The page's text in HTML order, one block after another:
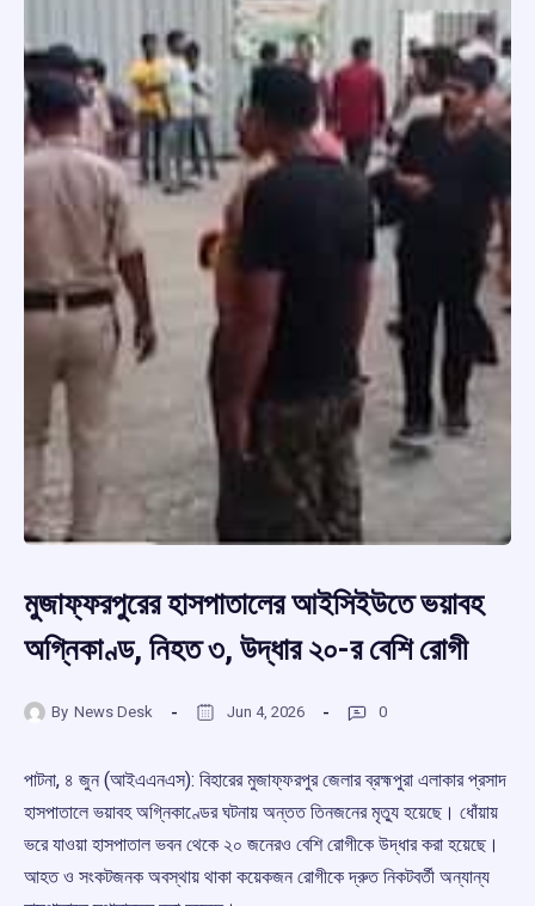
মুজাফ্ফরপুরের হাসপাতালের আইসিইউতে ভয়াবহ
অগ্নিকাণ্ড, নিহত ৩, উদ্ধার ২০-র বেশি রোগী
By News Desk Jun 4, 2026 0
পাটনা, ৪ জুন (আইএএনএস): বিহারের মুজাফ্ফরপুর জেলার ব্রহ্মপুরা এলাকার প্রসাদ
হাসপাতালে ভয়াবহ অগ্নিকাণ্ডের ঘটনায় অন্তত তিনজনের মৃত্যু হয়েছে। ধোঁয়ায়
ভরে যাওয়া হাসপাতাল ভবন থেকে ২০ জনেরও বেশি রোগীকে উদ্ধার করা হয়েছে।
আহত ও সংকটজনক অবস্থায় থাকা কয়েকজন রোগীকে দ্রুত নিকটবর্তী অন্যান্য